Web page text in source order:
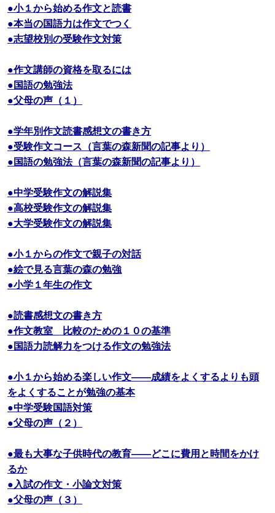
●小１から始める作文と読書
●本当の国語力は作文でつく
●志望校別の受験作文対策
●作文講師の資格を取るには
●国語の勉強法
●父母の声（１）
●学年別作文読書感想文の書き方
●受験作文コース（言葉の森新聞の記事より）
●国語の勉強法（言葉の森新聞の記事より）
●中学受験作文の解説集
●高校受験作文の解説集
●大学受験作文の解説集
●小１からの作文で親子の対話
●絵で見る言葉の森の勉強
●小学１年生の作文
●読書感想文の書き方
●作文教室 比較のための１０の基準
●国語力読解力をつける作文の勉強法
●小１から始める楽しい作文――成績をよくするよりも頭
をよくすることが勉強の基本
●中学受験国語対策
●父母の声（２）
●最も大事な子供時代の教育――どこに費用と時間をかけ
るか
●入試の作文・小論文対策
●父母の声（３）